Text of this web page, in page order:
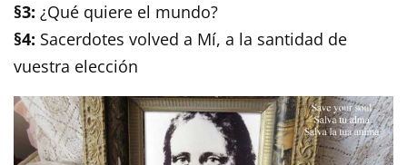
§3: ¿Qué quiere el mundo?
§4: Sacerdotes volved a Mí, a la santidad de
vuestra elección